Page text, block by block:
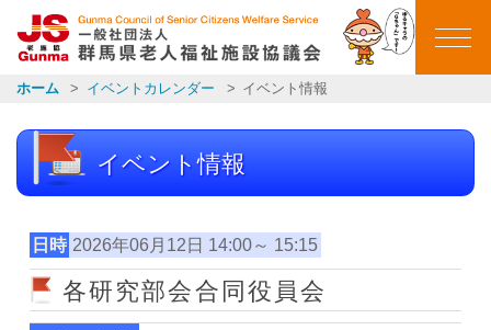
群馬県老人福祉施設
ホーム イベントカレンダー イベント情報
イベント情報
日時 2026年06月12日 14:00～ 15:15
各研究部会合同役員会
ごあいさつ
会員施設一覧
イベントカレンダー